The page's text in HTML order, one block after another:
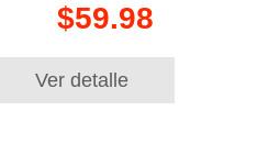
$59.98
Ver detalle